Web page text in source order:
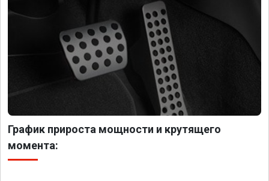
График прироста мощности и крутящего
момента: